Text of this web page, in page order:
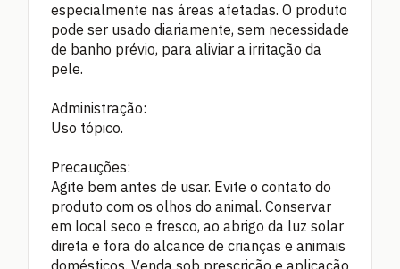
especialmente nas áreas afetadas. O produto
pode ser usado diariamente, sem necessidade
de banho prévio, para aliviar a irritação da
pele.
Administração:
Uso tópico.
Precauções:
Agite bem antes de usar. Evite o contato do
produto com os olhos do animal. Conservar
em local seco e fresco, ao abrigo da luz solar
direta e fora do alcance de crianças e animais
domésticos. Venda sob prescrição e aplicação